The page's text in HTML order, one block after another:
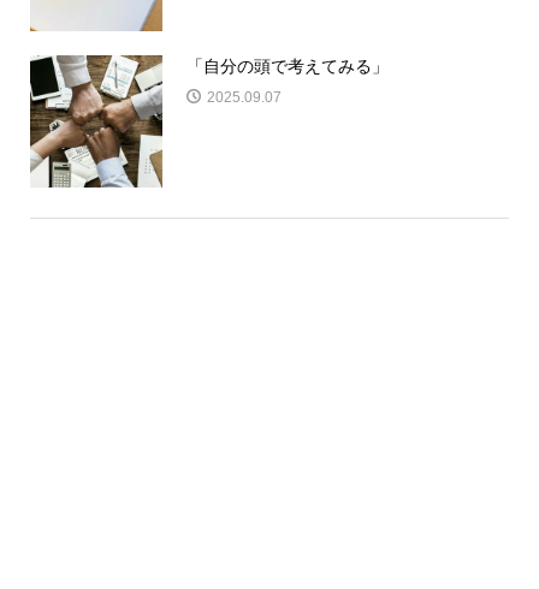
「自分の頭で考えてみる」
2025.09.07